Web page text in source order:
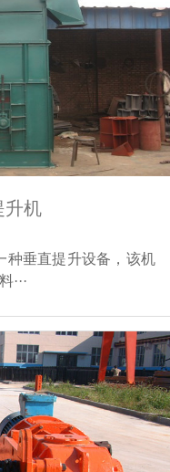
升机
种垂直提升设备，该机
···